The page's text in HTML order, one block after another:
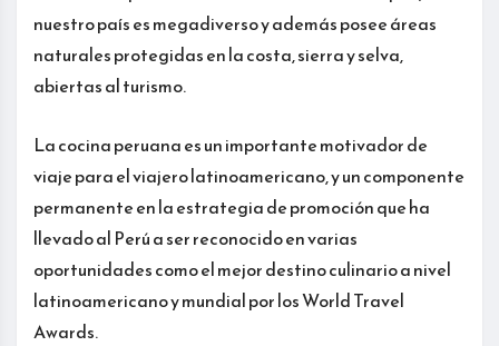
nuestro país es megadiverso y además posee áreas
naturales protegidas en la costa, sierra y selva,
abiertas al turismo.
La cocina peruana es un importante motivador de
viaje para el viajero latinoamericano, y un componente
permanente en la estrategia de promoción que ha
llevado al Perú a ser reconocido en varias
oportunidades como el mejor destino culinario a nivel
latinoamericano y mundial por los World Travel
Awards.